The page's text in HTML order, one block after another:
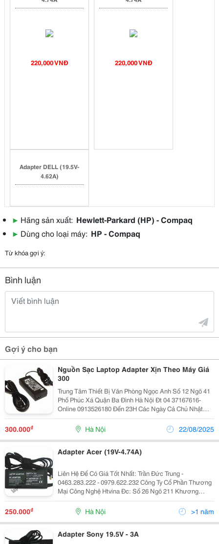
220,000 VNĐ 220,000 VNĐ
Adapter DELL (19.5V-
4.62A)
▶ Hãng sản xuất: Hewlett-Parkard (HP) - Compaq
▶ Dùng cho loại máy: HP - Compaq
Từ khóa gợi ý:
Bình luận
Gợi ý cho bạn
Nguồn Sạc Laptop Adapter Xịn Theo Máy Giá
300
Trung Tâm Thiết Bị Văn Phòng Ngọc Anh Số 12 Ngõ 41
Phố Phúc Xá Quận Ba Đình Hà Nội Đt 04 37167616-
Online 0913526180 Đến 23H Các Ngày Cả Chủ Nhật
Mail: Theloi526180@Gmail.com Nguồn Sạc Laptop
Adapter Xịn Theo Máy Giá 300 Nghìn Bảo Hành 1 Năm
300.000₫ Hà Nội 22/08/2025
Adapter Acer (19V-4.74A)
Liên Hệ Để Có Giá Tốt Nhất: Trần Đức Trung -
0463.283.222 - 0979.622.232 Công Ty Cổ Phần Thương
Mại Công Nghệ Htvina Đc: Số 26 Ngõ 211 Khương
Trung &Ndash; Thanh Xuân &Ndash; Hà Nội Yahoo
:Htvinakd3 Http ://Www.sieuthiht.com Trụ Sở Chính:
250.000₫ Hà Nội >1 năm
Adapter Sony 19.5V - 3A